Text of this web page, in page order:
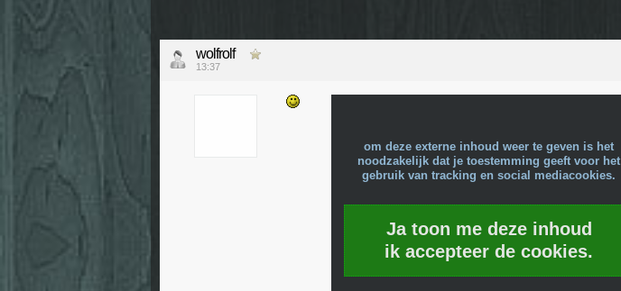
wolfrolf
13:37
om deze externe inhoud weer te geven is het
noodzakelijk dat je toestemming geeft voor het
gebruik van tracking en social mediacookies.
Ja toon me deze inhoud
ik accepteer de cookies.